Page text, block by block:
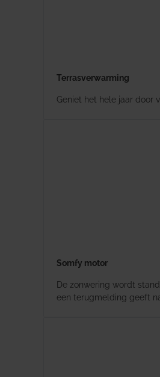
Terrasverwarming
Geniet het hele jaar door
Somfy motor
De zonwering wordt
een terugmelding geeft